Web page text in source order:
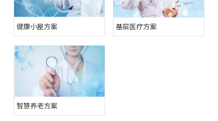
健康小屋方案 基层医疗方案
智慧养老方案